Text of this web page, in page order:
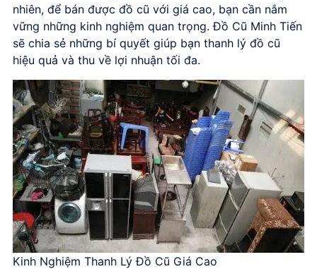
nhiên, để bán được đồ cũ với giá cao, bạn cần nắm
vững những kinh nghiệm quan trọng. Đồ Cũ Minh Tiến
sẽ chia sẻ những bí quyết giúp bạn thanh lý đồ cũ
hiệu quả và thu về lợi nhuận tối đa.
Kinh Nghiệm Thanh Lý Đồ Cũ Giá Cao